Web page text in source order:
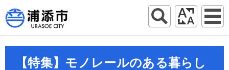
【特集】モノレールのある暮らし